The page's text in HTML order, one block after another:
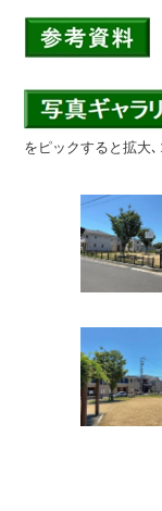
をピックすると拡大､